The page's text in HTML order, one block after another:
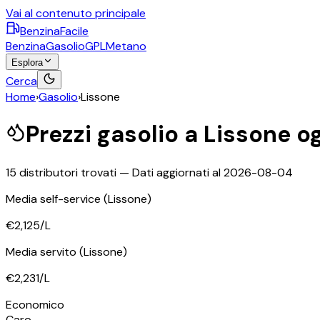
Vai al contenuto principale
BenzinaFacile
BenzinaGasolioGPLMetano
Esplora
Cerca
Home›Gasolio›Lissone
Prezzi gasolio a Lissone
15 distributori trovati — Dati aggiornati al2026-08-04
Media self-service (Lissone)
€2,125/L
Media servito (Lissone)
€2,231/L
Economico